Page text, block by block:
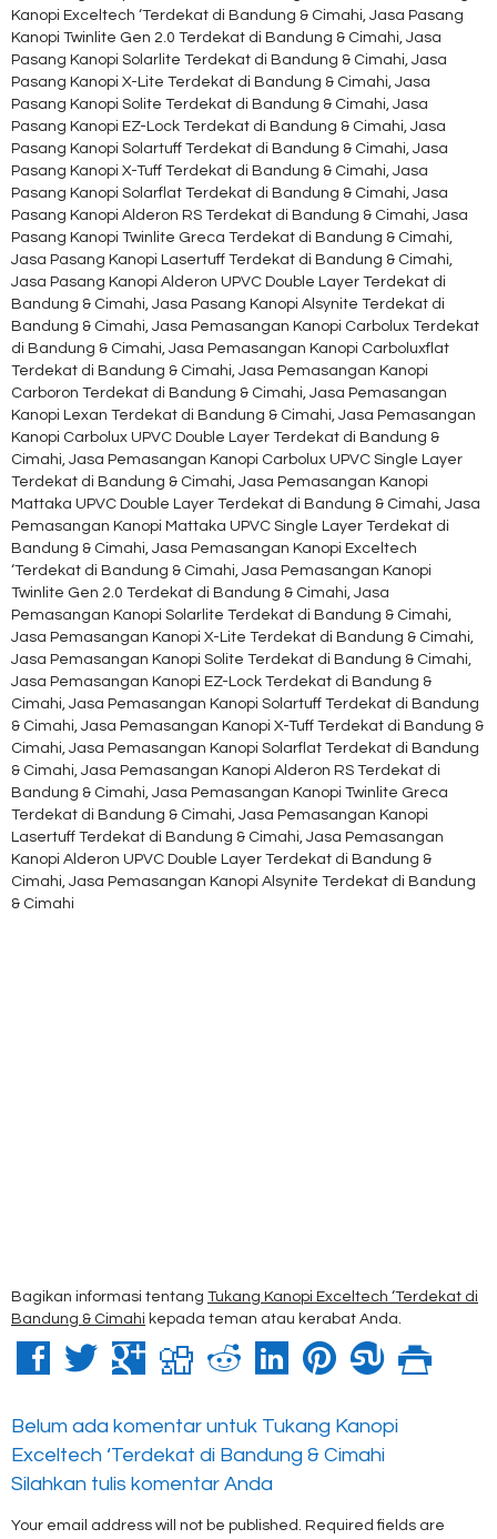
Kanopi Exceltech ‘Terdekat di Bandung & Cimahi, Jasa Pasang
Kanopi Twinlite Gen 2.0 Terdekat di Bandung & Cimahi, Jasa
Pasang Kanopi Solarlite Terdekat di Bandung & Cimahi, Jasa
Pasang Kanopi X-Lite Terdekat di Bandung & Cimahi, Jasa
Pasang Kanopi Solite Terdekat di Bandung & Cimahi, Jasa
Pasang Kanopi EZ-Lock Terdekat di Bandung & Cimahi, Jasa
Pasang Kanopi Solartuff Terdekat di Bandung & Cimahi, Jasa
Pasang Kanopi X-Tuff Terdekat di Bandung & Cimahi, Jasa
Pasang Kanopi Solarflat Terdekat di Bandung & Cimahi, Jasa
Pasang Kanopi Alderon RS Terdekat di Bandung & Cimahi, Jasa
Pasang Kanopi Twinlite Greca Terdekat di Bandung & Cimahi,
Jasa Pasang Kanopi Lasertuff Terdekat di Bandung & Cimahi,
Jasa Pasang Kanopi Alderon UPVC Double Layer Terdekat di
Bandung & Cimahi, Jasa Pasang Kanopi Alsynite Terdekat di
Bandung & Cimahi, Jasa Pemasangan Kanopi Carbolux Terdekat
di Bandung & Cimahi, Jasa Pemasangan Kanopi Carboluxflat
Terdekat di Bandung & Cimahi, Jasa Pemasangan Kanopi
Carboron Terdekat di Bandung & Cimahi, Jasa Pemasangan
Kanopi Lexan Terdekat di Bandung & Cimahi, Jasa Pemasangan
Kanopi Carbolux UPVC Double Layer Terdekat di Bandung &
Cimahi, Jasa Pemasangan Kanopi Carbolux UPVC Single Layer
Terdekat di Bandung & Cimahi, Jasa Pemasangan Kanopi
Mattaka UPVC Double Layer Terdekat di Bandung & Cimahi, Jasa
Pemasangan Kanopi Mattaka UPVC Single Layer Terdekat di
Bandung & Cimahi, Jasa Pemasangan Kanopi Exceltech
‘Terdekat di Bandung & Cimahi, Jasa Pemasangan Kanopi
Twinlite Gen 2.0 Terdekat di Bandung & Cimahi, Jasa
Pemasangan Kanopi Solarlite Terdekat di Bandung & Cimahi,
Jasa Pemasangan Kanopi X-Lite Terdekat di Bandung & Cimahi,
Jasa Pemasangan Kanopi Solite Terdekat di Bandung & Cimahi,
Jasa Pemasangan Kanopi EZ-Lock Terdekat di Bandung &
Cimahi, Jasa Pemasangan Kanopi Solartuff Terdekat di Bandung
& Cimahi, Jasa Pemasangan Kanopi X-Tuff Terdekat di Bandung &
Cimahi, Jasa Pemasangan Kanopi Solarflat Terdekat di Bandung
& Cimahi, Jasa Pemasangan Kanopi Alderon RS Terdekat di
Bandung & Cimahi, Jasa Pemasangan Kanopi Twinlite Greca
Terdekat di Bandung & Cimahi, Jasa Pemasangan Kanopi
Lasertuff Terdekat di Bandung & Cimahi, Jasa Pemasangan
Kanopi Alderon UPVC Double Layer Terdekat di Bandung &
Cimahi, Jasa Pemasangan Kanopi Alsynite Terdekat di Bandung
& Cimahi
Bagikan informasi tentang Tukang Kanopi Exceltech ‘Terdekat di
Bandung & Cimahi kepada teman atau kerabat Anda.
Belum ada komentar untuk Tukang Kanopi
Exceltech ‘Terdekat di Bandung & Cimahi
Silahkan tulis komentar Anda
Your email address will not be published. Required fields are